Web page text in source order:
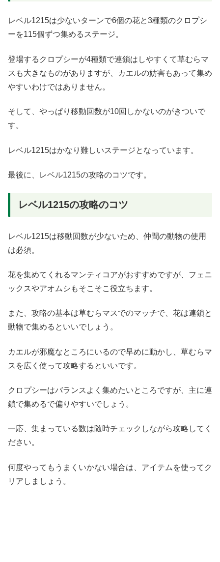
レベル1215は少ないターンで6個の花と3種類のクロプシ
ーを115個ずつ集めるステージ。
登場するクロプシーが4種類で連鎖はしやすくて草むらマ
スも大きなものがありますが、カエルの妨害もあって集め
やすいわけではありません。
そして、やっぱり移動回数が10回しかないのがきついで
す。
レベル1215はかなり難しいステージとなっています。
最後に、レベル1215の攻略のコツです。
レベル1215の攻略のコツ
レベル1215は移動回数が少ないため、仲間の動物の使用
は必須。
花を集めてくれるマンティコアがおすすめですが、フェニ
ックスやアオムシもそこそこ役立ちます。
また、攻略の基本は草むらマスでのマッチで、花は連鎖と
動物で集めるといいでしょう。
カエルが邪魔なところにいるので早めに動かし、草むらマ
スを広く使って攻略するといいです。
クロプシーはバランスよく集めたいところですが、主に連
鎖で集めるで偏りやすいでしょう。
一応、集まっている数は随時チェックしながら攻略してく
ださい。
何度やってもうまくいかない場合は、アイテムを使ってク
リアしましょう。